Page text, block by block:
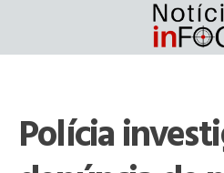
content
Polícia